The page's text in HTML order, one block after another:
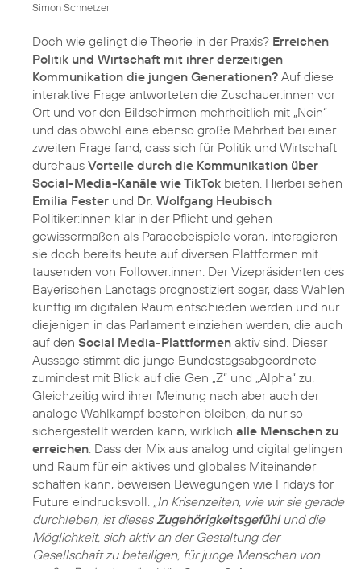
Simon Schnetzer
Doch wie gelingt die Theorie in der Praxis? Erreichen
Politik und Wirtschaft mit ihrer derzeitigen
Kommunikation die jungen Generationen? Auf diese
interaktive Frage antworteten die Zuschauer:innen vor
Ort und vor den Bildschirmen mehrheitlich mit „Nein“
und das obwohl eine ebenso große Mehrheit bei einer
zweiten Frage fand, dass sich für Politik und Wirtschaft
durchaus Vorteile durch die Kommunikation über
Social-Media-Kanäle wie TikTok bieten. Hierbei sehen
Emilia Fester und Dr. Wolfgang Heubisch
Politiker:innen klar in der Pflicht und gehen
gewissermaßen als Paradebeispiele voran, interagieren
sie doch bereits heute auf diversen Plattformen mit
tausenden von Follower:innen. Der Vizepräsidenten des
Bayerischen Landtags prognostiziert sogar, dass Wahlen
künftig im digitalen Raum entschieden werden und nur
diejenigen in das Parlament einziehen werden, die auch
auf den Social Media-Plattformen aktiv sind. Dieser
Aussage stimmt die junge Bundestagsabgeordnete
zumindest mit Blick auf die Gen „Z“ und „Alpha“ zu.
Gleichzeitig wird ihrer Meinung nach aber auch der
analoge Wahlkampf bestehen bleiben, da nur so
sichergestellt werden kann, wirklich alle Menschen zu
erreichen. Dass der Mix aus analog und digital gelingen
und Raum für ein aktives und globales Miteinander
schaffen kann, beweisen Bewegungen wie Fridays for
Future eindrucksvoll. „In Krisenzeiten, wie wir sie gerade
durchleben, ist diesesZugehörigkeitsgefühlund die
Möglichkeit, sich aktiv an der Gestaltung der
Gesellschaft zu beteiligen, für junge Menschen von